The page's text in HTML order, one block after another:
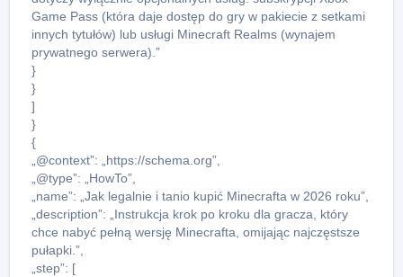
Game Pass (która daje dostęp do gry w pakiecie z setkami
innych tytułów) lub usługi Minecraft Realms (wynajem
prywatnego serwera).”
}
}
]
}
{
„@context”: „https://schema.org”,
„@type”: „HowTo”,
„name”: „Jak legalnie i tanio kupić Minecrafta w 2026 roku”,
„description”: „Instrukcja krok po kroku dla gracza, który
chce nabyć pełną wersję Minecrafta, omijając najczęstsze
pułapki.”,
„step”: [